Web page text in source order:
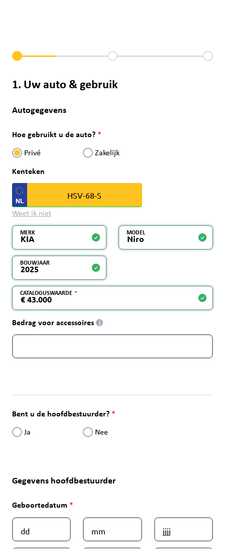
1. Uw auto & gebruik
Autogegevens
Hoe gebruikt u de auto?
Privé Zakelijk
Kenteken
Weet ik niet
MERK MODEL
BOUWJAAR
CATALOGUSWAARDE
Bedrag voor accessoires i
Bent u de hoofdbestuurder?
Ja Nee
Gegevens hoofdbestuurder
Geboortedatum